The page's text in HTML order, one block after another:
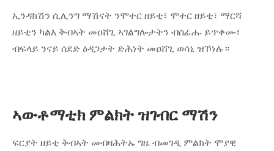
ኢንዳክሽን ሲሊንግ ማሽናት ንሞተር ዘይቲ፣ ሞተር ዘይቲ፣ ማርሻ
ዘይቲን ካልእ ቅብኣት መዐሸጊ ኣገልግሎታትን ብሰፊሑ ይጥቀሙ፣
ብፍላይ ንናይ ሰደድ ዕዳጋታት ድሕነት መዐሸጊ ወሳኒ ዝኾነሉ።
ኣውቶማቲክ ምልክት ዝገብር ማሽን
ፍርያት ዘይቲ ቅብኣት መብዛሕትኡ ግዜ ብመገዲ ምልክት ሞያዊ